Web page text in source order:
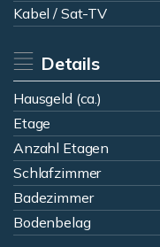
Kabel / Sat-TV
Details
Hausgeld (ca.)
Etage
Anzahl Etagen
Schlafzimmer
Badezimmer
Bodenbelag